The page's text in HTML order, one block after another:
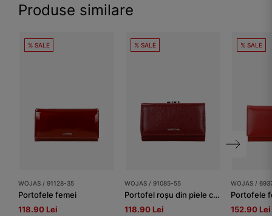
Produse similare
% SALE
WOJAS / 91128-35
Portofele femei
118.90 Lei
% SALE
WOJAS / 91085-55
Portofel roșu din piele cu închidere la capse damă
118.90 Lei
% SALE
WOJAS /
Portofele
152.90 Lei